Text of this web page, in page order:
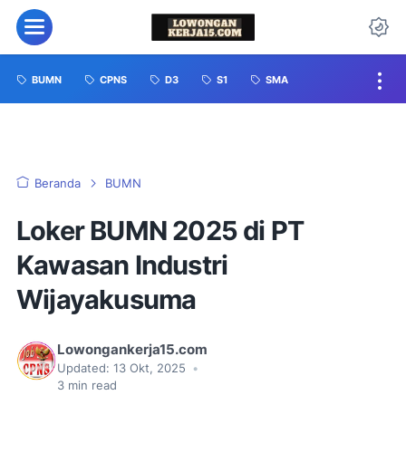
BUMN CPNS D3 S1 SMA
Beranda BUMN
Loker BUMN 2025 di PT
Kawasan Industri
Wijayakusuma
Lowongankerja15.com
Updated: 13 Okt, 2025
•
3 min read